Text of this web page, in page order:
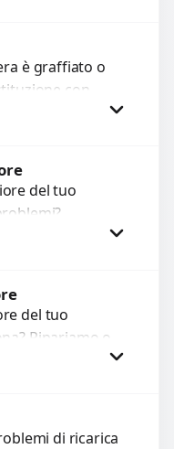
di alta
è graffiato o
con
per 3
del tuo
guasti come
a fuoco non
del tuo
Ripariamo o
guaste con
sfocate, messa
di ricarica